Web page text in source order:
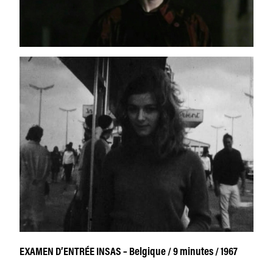
EXAMEN D’ENTRÉE INSAS – Belgique / 9 minutes / 1967